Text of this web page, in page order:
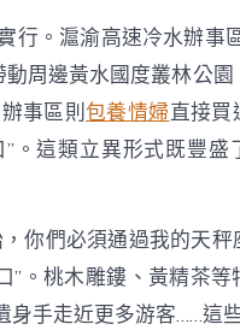
行。滬渝高速冷水辦事
周邊黃水國度叢林公園
事區則包養情婦直接買
。這類立異形式既豐盛
你們必須通過我的天秤
”。桃木雕鏤、黃精茶等
身手走近更多游客……這